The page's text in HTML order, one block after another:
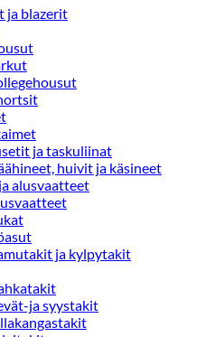
ja blazerit
ja taskuliinat
huivit ja käsineet
alusvaatteet
ja kylpytakit
ja syystakit